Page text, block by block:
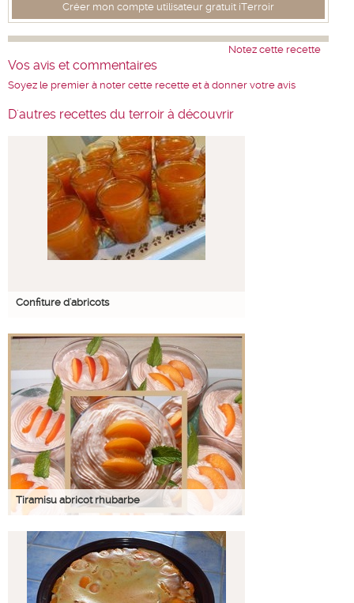
Créer mon compte utilisateur gratuit iTerroir
Notez cette recette
Vos avis et commentaires
Soyez le premier à noter cette recette et à donner votre avis
D'autres recettes du terroir à découvrir
Confiture d'abricots
Tiramisu abricot rhubarbe